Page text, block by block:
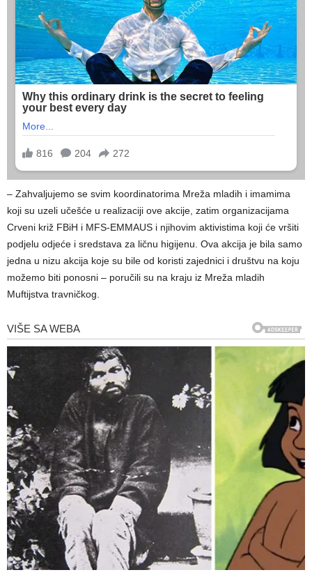
– Zahvaljujemo se svim koordinatorima Mreža mladih i imamima
koji su uzeli učešće u realizaciji ove akcije, zatim organizacijama
Crveni križ FBiH i MFS-EMMAUS i njihovim aktivistima koji će vršiti
podjelu odjeće i sredstava za ličnu higijenu. Ova akcija je bila samo
jedna u nizu akcija koje su bile od koristi zajednici i društvu na koju
možemo biti ponosni – poručili su na kraju iz Mreža mladih
Muftijstva travničkog.